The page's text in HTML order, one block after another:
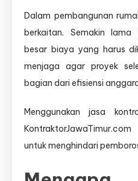
Dalam pembangunan
berkaitan. Semakin lama
besar biaya yang harus
menjaga agar proyek
bagian dari efisiensi
Menggunakan jasa
untuk menghindari